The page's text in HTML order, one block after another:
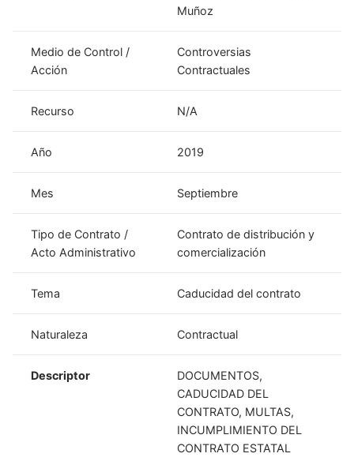
Muñoz
Medio de Control /
Acción
Controversias
Contractuales
Recurso N/A
Año 2019
Mes Septiembre
Tipo de Contrato /
Acto Administrativo
Contrato de distribución y
comercialización
Tema Caducidad del contrato
Naturaleza Contractual
Descriptor
DOCUMENTOS,
CADUCIDAD DEL
CONTRATO, MULTAS,
INCUMPLIMIENTO DEL
CONTRATO ESTATAL